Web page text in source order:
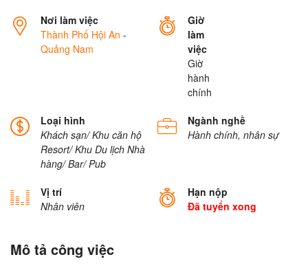
Nơi làm việc
Thành Phố Hội An -
Quảng Nam
Giờ
làm
việc
Giờ
hành
chính
Loại hình
Khách sạn/ Khu căn hộ
Resort/ Khu Du lịch Nhà
hàng/ Bar/ Pub
Ngành nghề
Hành chính, nhân sự
Vị trí
Nhân viên
Hạn nộp
Đã tuyển xong
Mô tả công việc